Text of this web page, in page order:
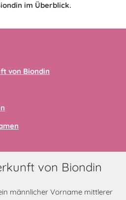
im Überblick.
von Biondin
von Biondin
männlicher Vorname mittlerer